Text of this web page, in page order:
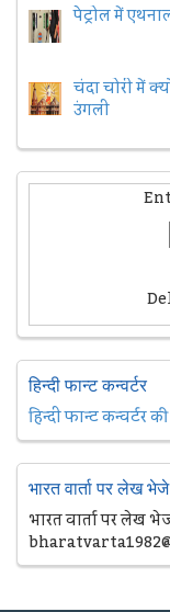
पेट्रोल में
चंदा चोरी में
उंगली
हिन्दी फान्ट कन्वर्टर
हिन्दी फान्ट कन्वर्टर
भारत वार्ता पर लेख भेजे
भारत वार्ता पर लेख